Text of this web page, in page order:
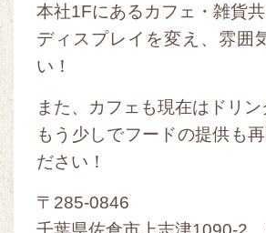
本社1Fにあるカフェ・雑貨
ディスプレイを変え、雰囲
い！
また、カフェも現在はドリ
もう少しでフードの提供も
ださい！
〒285-0846